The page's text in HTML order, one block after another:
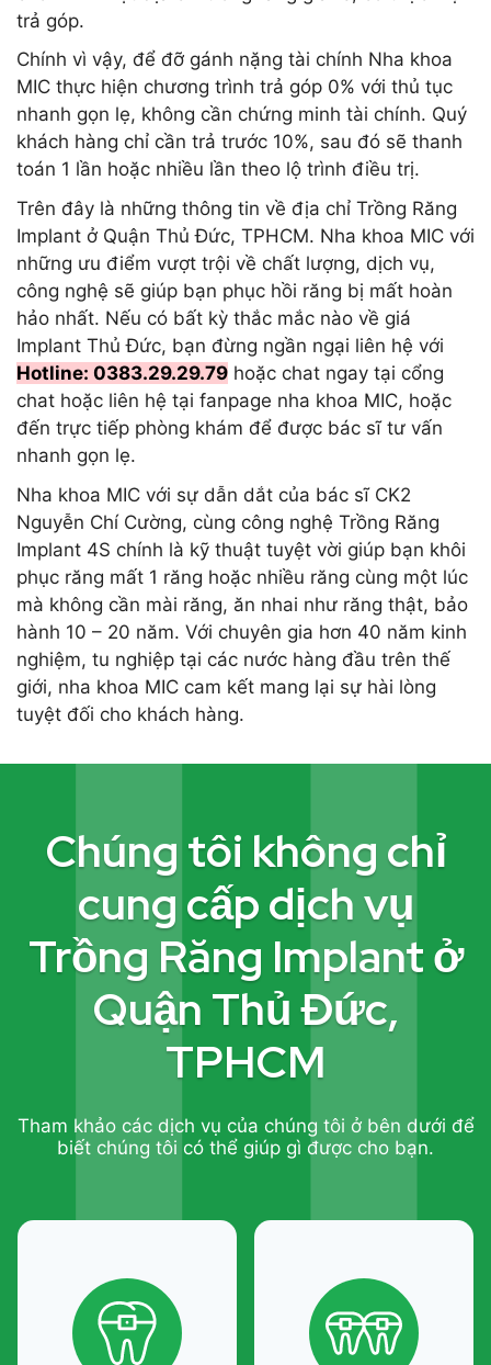
trả góp.
Chính vì vậy, để đỡ gánh nặng tài chính Nha khoa
MIC thực hiện chương trình trả góp 0% với thủ tục
nhanh gọn lẹ, không cần chứng minh tài chính. Quý
khách hàng chỉ cần trả trước 10%, sau đó sẽ thanh
toán 1 lần hoặc nhiều lần theo lộ trình điều trị.
Trên đây là những thông tin về địa chỉ Trồng Răng
Implant ở Quận Thủ Đức, TPHCM. Nha khoa MIC với
những ưu điểm vượt trội về chất lượng, dịch vụ,
công nghệ sẽ giúp bạn phục hồi răng bị mất hoàn
hảo nhất. Nếu có bất kỳ thắc mắc nào về giá
Implant Thủ Đức, bạn đừng ngần ngại liên hệ với
Hotline: 0383.29.29.79 hoặc chat ngay tại cổng
chat hoặc liên hệ tại fanpage nha khoa MIC, hoặc
đến trực tiếp phòng khám để được bác sĩ tư vấn
nhanh gọn lẹ.
Nha khoa MIC với sự dẫn dắt của bác sĩ CK2
Nguyễn Chí Cường, cùng công nghệ Trồng Răng
Implant 4S chính là kỹ thuật tuyệt vời giúp bạn khôi
phục răng mất 1 răng hoặc nhiều răng cùng một lúc
mà không cần mài răng, ăn nhai như răng thật, bảo
hành 10 – 20 năm. Với chuyên gia hơn 40 năm kinh
nghiệm, tu nghiệp tại các nước hàng đầu trên thế
giới, nha khoa MIC cam kết mang lại sự hài lòng
tuyệt đối cho khách hàng.
Chúng tôi không chỉ
cung cấp dịch vụ
Trồng Răng Implant ở
Quận Thủ Đức,
TPHCM
Tham khảo các dịch vụ của chúng tôi ở bên dưới để
biết chúng tôi có thể giúp gì được cho bạn.